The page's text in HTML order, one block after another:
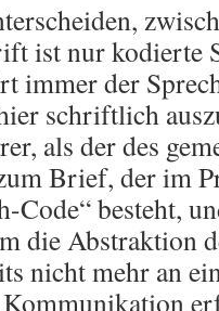
ist nur kodierte
immer der
schriftlich
als der des
Brief, der im
Code“ besteht,
die Abstraktion
nicht mehr an